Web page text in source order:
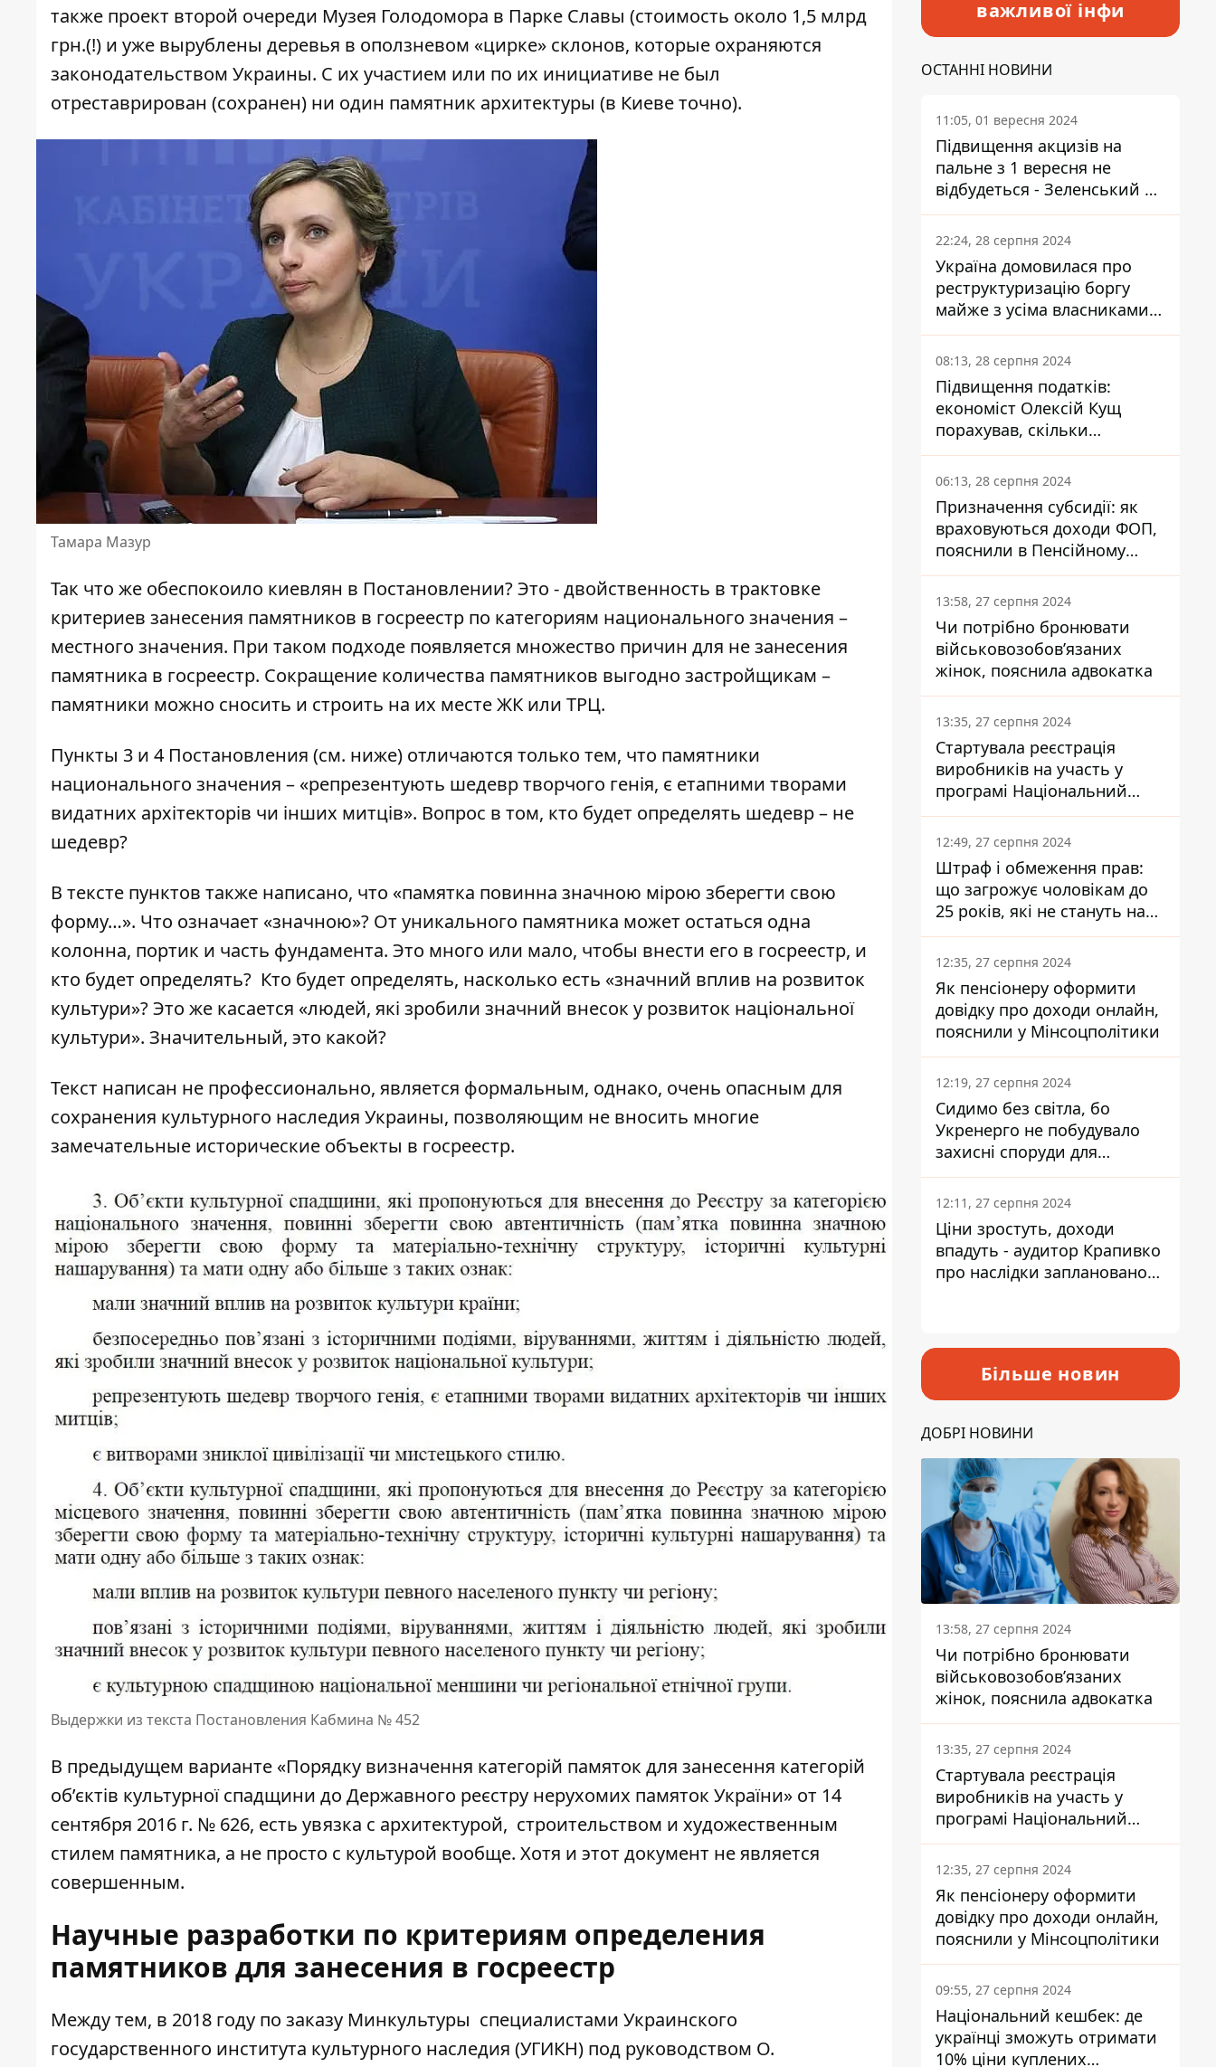
также проект второй очереди Музея Голодомора в Парке Славы (стоимость около 1,5 млрд
грн.(!) и уже вырублены деревья в оползневом «цирке» склонов, которые охраняются
законодательством Украины. С их участием или по их инициативе не был
отреставрирован (сохранен) ни один памятник архитектуры (в Киеве точно).
Тамара Мазур
Так что же обеспокоило киевлян в Постановлении? Это - двойственность в трактовке
критериев занесения памятников в госреестр по категориям национального значения –
местного значения. При таком подходе появляется множество причин для не занесения
памятника в госреестр. Сокращение количества памятников выгодно застройщикам –
памятники можно сносить и строить на их месте ЖК или ТРЦ.
Пункты 3 и 4 Постановления (см. ниже) отличаются только тем, что памятники
национального значения – «репрезентують шедевр творчого генія, є етапними творами
видатних архітекторів чи інших митців». Вопрос в том, кто будет определять шедевр – не
шедевр?
В тексте пунктов также написано, что «памятка повинна значною мірою зберегти свою
форму…». Что означает «значною»? От уникального памятника может остаться одна
колонна, портик и часть фундамента. Это много или мало, чтобы внести его в госреестр, и
кто будет определять? Кто будет определять, насколько есть «значний вплив на розвиток
культури»? Это же касается «людей, які зробили значний внесок у розвиток національної
культури». Значительный, это какой?
Текст написан не профессионально, является формальным, однако, очень опасным для
сохранения культурного наследия Украины, позволяющим не вносить многие
замечательные исторические объекты в госреестр.
Выдержки из текста Постановления Кабмина № 452
В предыдущем варианте«Порядку визначення категорій памяток для занесення категорій
об’єктів культурної спадщини до Державного реєстру нерухомих памяток України» от 14
сентября 2016 г. № 626, есть увязка с архитектурой, строительством и художественным
стилем памятника, а не просто с культурой вообще. Хотя и этот документ не является
совершенным.
Научные разработки по критериям определения
памятников для занесения в госреестр
Между тем, в 2018 году по заказу Минкультуры специалистами Украинского
государственного института культурного наследия (УГИКН) под руководством О.
важливої інфи
ОСТАННІ НОВИНИ
11:05, 01 вересня 2024
Підвищення акцизів на
пальне з 1 вересня не
відбудеться - Зеленський не
підписав закон
22:24, 28 серпня 2024
Україна домовилася про
реструктуризацію боргу
майже з усіма власниками
єврооблігацій: що це
означає для країни
08:13, 28 серпня 2024
Підвищення податків:
економіст Олексій Кущ
порахував, скільки
заплатить кожен українець
06:13, 28 серпня 2024
Призначення субсидії: як
враховуються доходи ФОП,
пояснили в Пенсійному
фонді
13:58, 27 серпня 2024
Чи потрібно бронювати
військовозобов’язаних
жінок, пояснила адвокатка
13:35, 27 серпня 2024
Стартувала реєстрація
виробників на участь у
програмі Національний
кешбек: як це зробити
через портал Дія
12:49, 27 серпня 2024
Штраф і обмеження прав:
що загрожує чоловікам до
25 років, які не стануть на
військовий облік
12:35, 27 серпня 2024
Як пенсіонеру оформити
довідку про доходи онлайн,
пояснили у Мінсоцполітики
12:19, 27 серпня 2024
Сидимо без світла, бо
Укренерго не побудувало
захисні споруди для
енергетики - нардеп
Кучеренко
12:11, 27 серпня 2024
Ціни зростуть, доходи
впадуть - аудитор Крапивко
про наслідки запланованого
Більше новин
ДОБРІ НОВИНИ
13:58, 27 серпня 2024
Чи потрібно бронювати
військовозобов’язаних
жінок, пояснила адвокатка
13:35, 27 серпня 2024
Стартувала реєстрація
виробників на участь у
програмі Національний
кешбек: як це зробити
через портал Дія
12:35, 27 серпня 2024
Як пенсіонеру оформити
довідку про доходи онлайн,
пояснили у Мінсоцполітики
09:55, 27 серпня 2024
Національний кешбек: де
українці зможуть отримати
10% ціни куплених